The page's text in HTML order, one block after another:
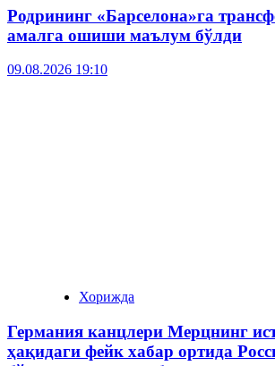
Родрининг «Барселона»га
амалга ошиши маълум бўлди
09.08.2026 19:10
Хорижда
Германия канцлери Мерцнинг
ҳақидаги фейк хабар ортида